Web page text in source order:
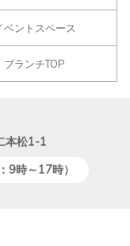
ベントスペース
ブランチTOP
本松1-1
時～17時）